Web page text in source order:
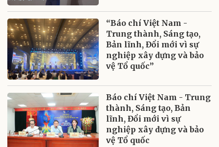
“Báo chí Việt Nam -
Trung thành, Sáng tạo,
Bản lĩnh, Đổi mới vì sự
nghiệp xây dựng và bảo
vệ Tổ quốc”
Báo chí Việt Nam - Trung
thành, Sáng tạo, Bản
lĩnh, Đổi mới vì sự
nghiệp xây dựng và bảo
vệ Tổ quốc